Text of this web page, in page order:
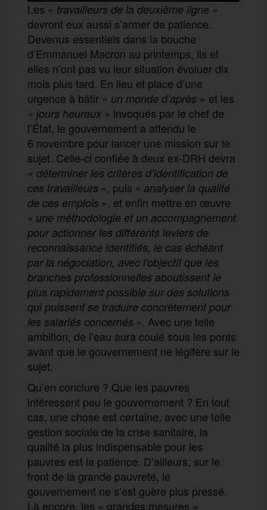
Les « travailleurs de la deuxième ligne »
devront eux aussi s’armer de patience.
Devenus essentiels dans la bouche
d’Emmanuel Macron au printemps, ils et
elles n’ont pas vu leur situation évoluer dix
mois plus tard. En lieu et place d’une
urgence à bâtir « un monde d’après » et les
« jours heureux » invoqués par le chef de
l’État, le gouvernement a attendu le
6 novembre pour lancer une mission sur le
sujet. Celle-ci confiée à deux ex-DRH devra
« déterminer les critères d’identification de
ces travailleurs », puis « analyser la qualité
de ces emplois », et enfin mettre en œuvre
« une méthodologie et un accompagnement
pour actionner les différents leviers de
reconnaissance identifiés, le cas échéant
par la négociation, avec l’objectif que les
branches professionnelles aboutissent le
plus rapidement possible sur des solutions
qui puissent se traduire concrètement pour
les salariés concernés ». Avec une telle
ambition, de l’eau aura coulé sous les ponts
avant que le gouvernement ne légifère sur le
sujet.
Qu’en conclure ? Que les pauvres
intéressent peu le gouvernement ? En tout
cas, une chose est certaine, avec une telle
gestion sociale de la crise sanitaire, la
qualité la plus indispensable pour les
pauvres est la patience. D’ailleurs, sur le
front de la grande pauvreté, le
gouvernement ne s’est guère plus pressé.
Là encore, les « grandes mesures »